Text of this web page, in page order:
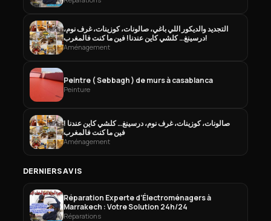
التجديد والديكور اللي باغي، صالونات، كوزينات، غرف نوم،
درسينغ… كلشي كاين عندنا! فين ما كنت فالمغرب!
Aménagement
Peintre ( Sebbagh ) de murs à casablanca
Peinture
صالونات، كوزينات، غرف نوم، درسينغ… كلشي كاين عندنا !
فين ما كنت فالمغرب
Aménagement
DERNIERS AVIS
Réparation Experte d’Électroménagers à
Marrakech : Votre Solution 24h/24
Réparations